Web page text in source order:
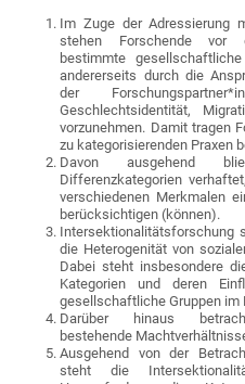
Im Zuge der Adressierung
stehen Forschende vor
bestimmte
andererseits durch die
der
Geschlechtsidentität,
vorzunehmen. Damit tragen
zu kategorisierenden Praxen
Davon ausgehend
Differenzkategorien
verschiedenen Merkmalen
berücksichtigen (können).
Intersektionalitätsforschung
die Heterogenität von
Dabei steht insbesondere
Kategorien und deren
gesellschaftliche Gruppen im
Darüber hinaus
bestehende
Ausgehend von der
steht die